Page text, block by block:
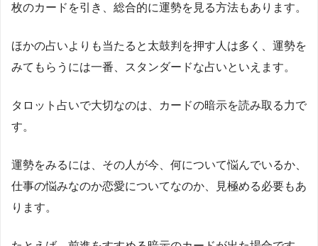
枚のカードを引き、総合的に運勢を見る方法もあります。
ほかの占いよりも当たると太鼓判を押す人は多く、運勢を
みてもらうには一番、スタンダードな占いといえます。
タロット占いで大切なのは、カードの暗示を読み取る力で
す。
運勢をみるには、その人が今、何について悩んでいるか、
仕事の悩みなのか恋愛についてなのか、見極める必要もあ
ります。